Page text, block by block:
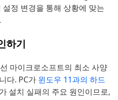
정 변경을 통해 상황에 맞는
하기
마이크로소프트의 최소 사양
다. PC가 윈도우 11과의 하드
설치 실패의 주요 원인이므로,